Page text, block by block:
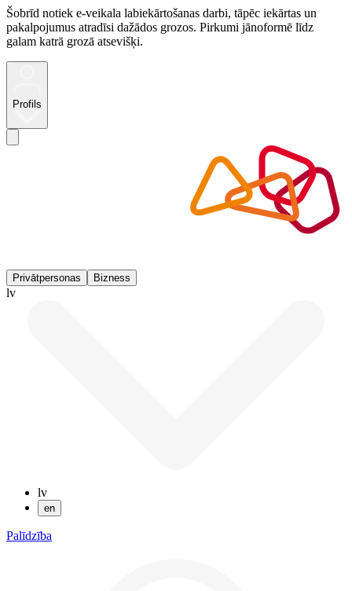
Šobrīd notiek e-veikala labiekārtošanas darbi, tāpēc iekārtas un
pakalpojumus atradīsi dažādos grozos. Pirkumi jānoformē līdz
galam katrā grozā atsevišķi.
Profils
Privātpersonas Bizness
lv
lv
en
Palīdzība